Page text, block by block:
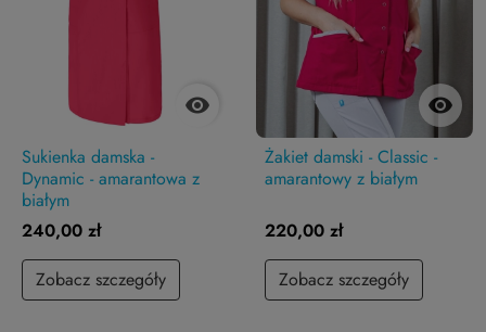

Sukienka damska -
Dynamic - amarantowa z
białym
240,00 zł
Zobacz szczegóły

Żakiet damski - Classic -
amarantowy z białym
220,00 zł
Zobacz szczegóły